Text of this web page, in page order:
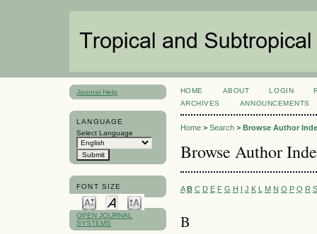
Journal Help
LANGUAGE
Select Language
FONT SIZE
OPEN JOURNAL
SYSTEMS
HOME ABOUT LOGIN
ARCHIVES
ANNOUNCEMENTS
Home> Search> Browse Author
Browse Author
A B C D E F G H I J K L M N O P Q R S
B